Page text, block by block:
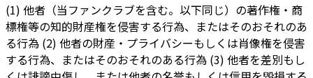
(1) 他者（当ファンクラブを含む。以下同じ）の著作権・商
標権等の知的財産権を侵害する行為、またはそのおそれのあ
る行為 (2) 他者の財産・プライバシーもしくは肖像権を侵害
する行為、またはそのおそれのある行為 (3) 他者を差別もし